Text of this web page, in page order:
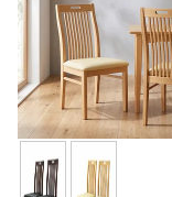
インテリア雑
ガーデン
タワー